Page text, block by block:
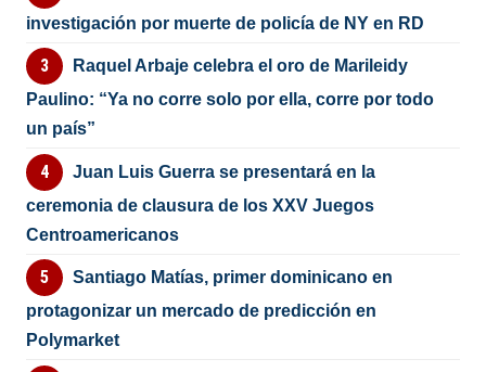
investigación por muerte de policía de NY en RD
Raquel Arbaje celebra el oro de Marileidy
Paulino: “Ya no corre solo por ella, corre por todo
un país”
Juan Luis Guerra se presentará en la
ceremonia de clausura de los XXV Juegos
Centroamericanos
Santiago Matías, primer dominicano en
protagonizar un mercado de predicción en
Polymarket